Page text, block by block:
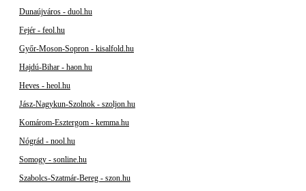
Dunaújváros - duol.hu
Fejér - feol.hu
Győr-Moson-Sopron - kisalfold.hu
Hajdú-Bihar - haon.hu
Heves - heol.hu
Jász-Nagykun-Szolnok - szoljon.hu
Komárom-Esztergom - kemma.hu
Nógrád - nool.hu
Somogy - sonline.hu
Szabolcs-Szatmár-Bereg - szon.hu